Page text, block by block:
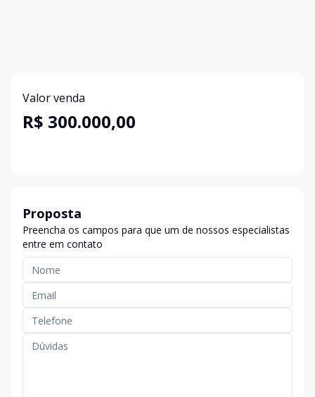
Valor venda
R$ 300.000,00
Proposta
Preencha os campos para que um de nossos especialistas
entre em contato